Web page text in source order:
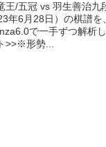
王/五冠 vs 羽生善治九
年6月28日）の棋譜
で一手ずつ解析
>>※形勢...